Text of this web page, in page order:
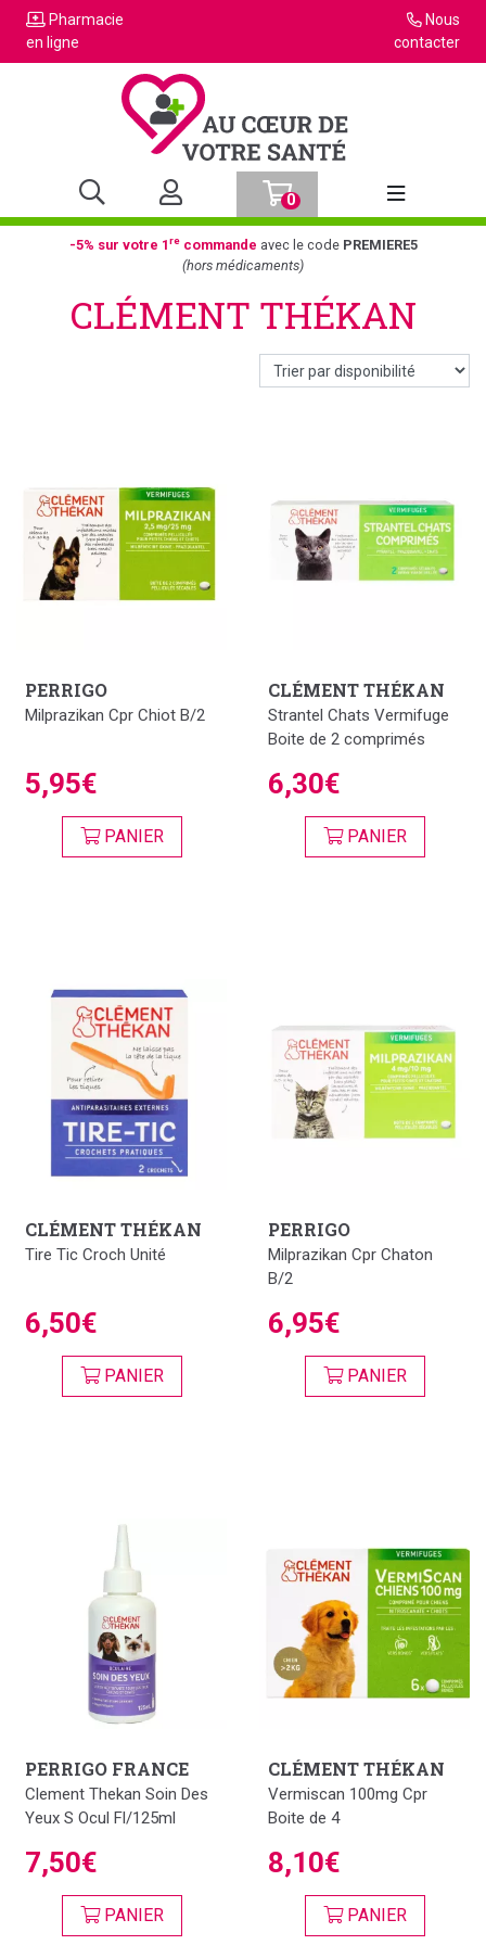
Pharmacie
en ligne
Nous
contacter
0
Afficher la
-5% sur votre 1recommande avec le code PREMIERE5
(hors médicaments)
CLÉMENT THÉKAN
PERRIGO
Milprazikan Cpr Chiot B/2
5,95€
PANIER
CLÉMENT THÉKAN
Strantel Chats Vermifuge
Boite de 2 comprimés
6,30€
PANIER
CLÉMENT THÉKAN
Tire Tic Croch Unité
6,50€
PANIER
PERRIGO
Milprazikan Cpr Chaton
B/2
6,95€
PANIER
PERRIGO FRANCE
Clement Thekan Soin Des
Yeux S Ocul Fl/125ml
7,50€
PANIER
CLÉMENT THÉKAN
Vermiscan 100mg Cpr
Boite de 4
8,10€
PANIER